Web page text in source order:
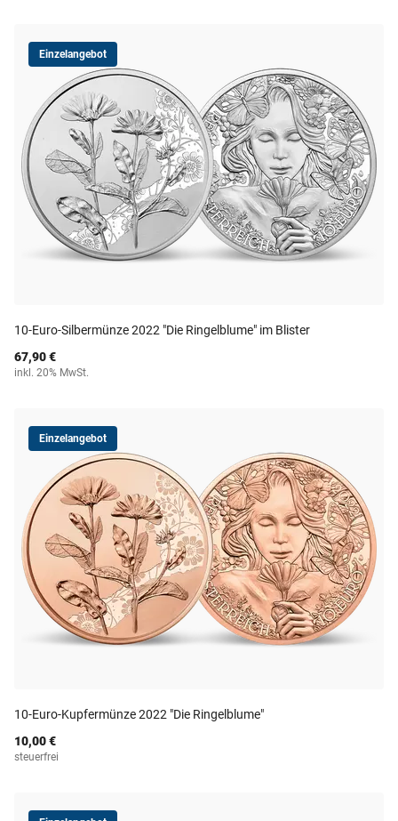
Einzelangebot
10-Euro-Silbermünze 2022 "Die Ringelblume" im Blister
67,90 €
inkl. 20% MwSt.
Einzelangebot
10-Euro-Kupfermünze 2022 "Die Ringelblume"
10,00 €
steuerfrei